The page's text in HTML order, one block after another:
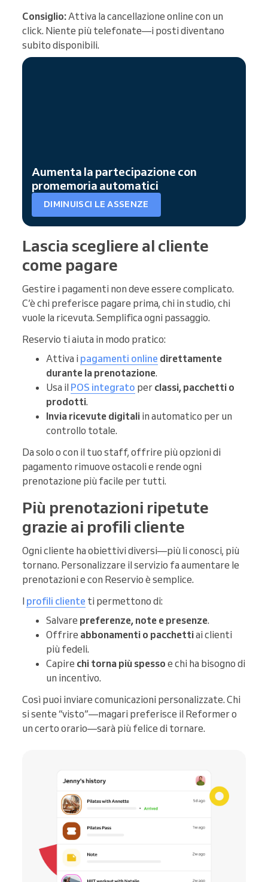
Consiglio: Attiva la cancellazione online con un
click. Niente più telefonate—i posti diventano
subito disponibili.
Aumenta la partecipazione con
promemoria automatici
DIMINUISCI LE ASSENZE
Lascia scegliere al cliente
come pagare
Gestire i pagamenti non deve essere complicato.
C’è chi preferisce pagare prima, chi in studio, chi
vuole la ricevuta. Semplifica ogni passaggio.
Reservio ti aiuta in modo pratico:
Attiva i pagamenti online direttamente
durante la prenotazione.
Usa il POS integrato per classi, pacchetti o
prodotti.
Invia ricevute digitali in automatico per un
controllo totale.
Da solo o con il tuo staff, offrire più opzioni di
pagamento rimuove ostacoli e rende ogni
prenotazione più facile per tutti.
Più prenotazioni ripetute
grazie ai profili cliente
Ogni cliente ha obiettivi diversi—più li conosci, più
tornano. Personalizzare il servizio fa aumentare le
prenotazioni e con Reservio è semplice.
I profili cliente ti permettono di:
Salvare preferenze, note e presenze.
Offrire abbonamenti o pacchettiai clienti
più fedeli.
Capire chi torna più spesso e chi ha bisogno di
un incentivo.
Così puoi inviare comunicazioni personalizzate. Chi
si sente “visto”—magari preferisce il Reformer o
un certo orario—sarà più felice di tornare.